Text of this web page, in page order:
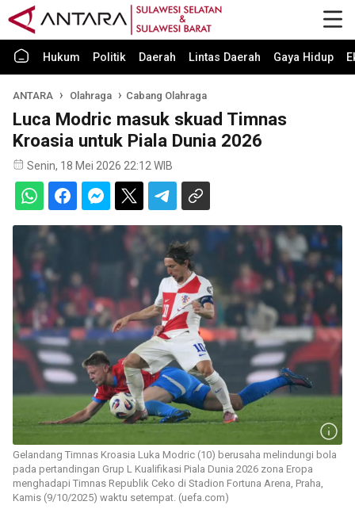
Hukum Politik Daerah Lintas Daerah Gaya Hidup
ANTARA Olahraga Cabang Olahraga
Luca Modric masuk skuad Timnas
Kroasia untuk Piala Dunia 2026
Senin, 18 Mei 2026 22:12 WIB
Gelandang Timnas Kroasia Luka Modric (10) berusaha melindungi bola
pada pertandingan Grup L Kualifikasi Piala Dunia 2026 zona Eropa
menghadapi Timnas Republik Ceko di Stadion Fortuna Arena, Praha,
Kamis (9/10/2025) waktu setempat. (uefa.com)